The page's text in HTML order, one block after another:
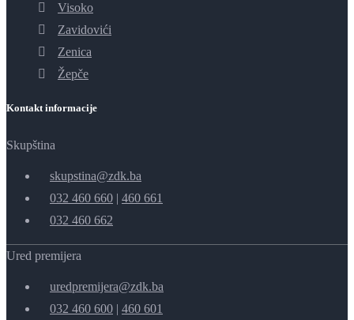
Visoko
Zavidovići
Zenica
Žepče
Kontakt informacije
Skupština
skupstina@zdk.ba
032 460 660 | 460 661
032 460 662
Ured premijera
uredpremijera@zdk.ba
032 460 600 | 460 601